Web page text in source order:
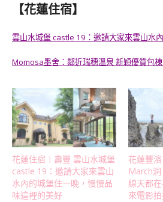
【花蓮住宿】
雲山水城堡 castle 19：邀請大家來雲山水
Momosa墨舍：鄰近瑞穗溫泉 新穎優質包
花蓮住宿︱壽豐 雲山水城堡
castle 19：邀請大家來雲山
水內的城堡住一晚，慢慢品
味這裡的美好
花蓮豐
March
線天都
來電影